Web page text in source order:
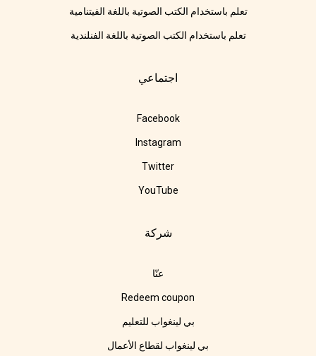
تعلم باستخدام الكتب الصوتية باللغة الفيتنامية
تعلم باستخدام الكتب الصوتية باللغة الفنلندية
اجتماعي
Facebook
Instagram
Twitter
YouTube
شركة
عنّا
Redeem coupon
بي لينغواب للتعليم
بي لينغواب لقطاع الأعمال